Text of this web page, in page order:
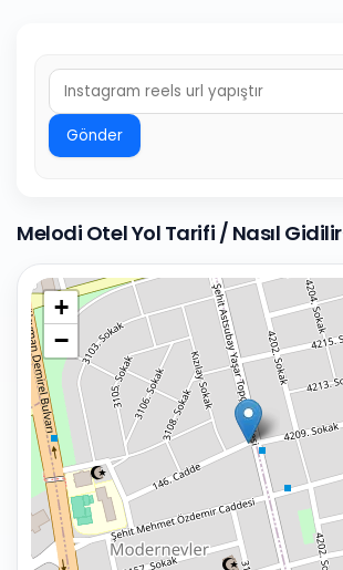
Gönder
Melodi Otel Yol Tarifi / Nasıl Gidilir
+
−